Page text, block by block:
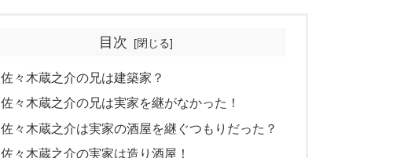
目次
佐々木蔵之介の兄は建築家？
佐々木蔵之介の兄は実家を継がなかった！
佐々木蔵之介は実家の酒屋を継ぐつもりだった？
佐々木蔵之介の実家は造り酒屋！